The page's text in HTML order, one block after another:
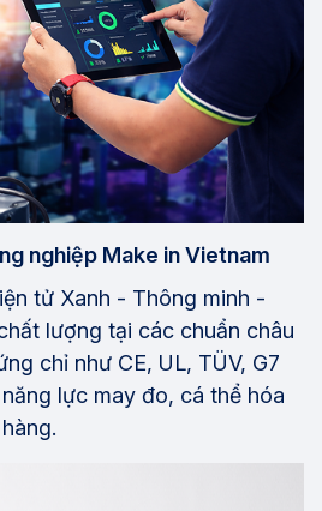
nghiệp Make in Vietnam
tử Xanh - Thông minh -
lượng tại các chuẩn châu
chỉ như CE, UL, TÜV, G7
lực may đo, cá thể hóa